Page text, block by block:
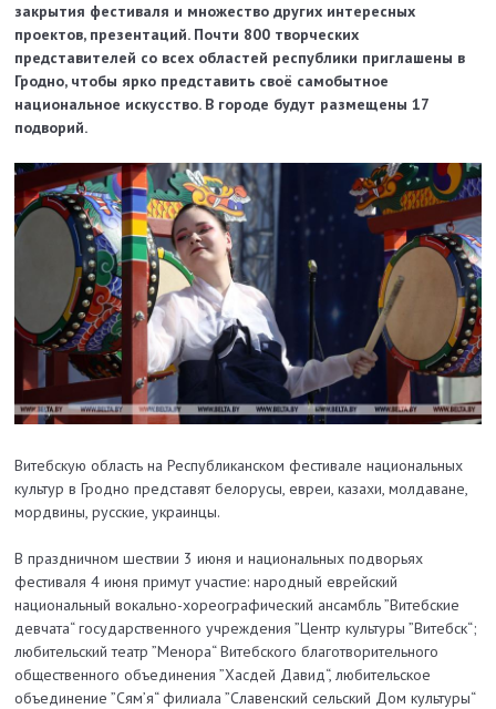
закрытия фестиваля и множество других интересных
проектов, презентаций. Почти 800 творческих
представителей со всех областей республики приглашены в
Гродно, чтобы ярко представить своё самобытное
национальное искусство. В городе будут размещены 17
подворий.
Витебскую область на Республиканском фестивале национальных
культур в Гродно представят белорусы, евреи, казахи, молдаване,
мордвины, русские, украинцы.
В праздничном шествии 3 июня и национальных подворьях
фестиваля 4 июня примут участие: народный еврейский
национальный вокально-хореографический ансамбль ”Витебские
девчата“ государственного учреждения ”Центр культуры ”Витебск“;
любительский театр ”Менора“ Витебского благотворительного
общественного объединения ”Хасдей Давид“, любительское
объединение ”Сям’я“ филиала ”Славенский сельский Дом культуры“